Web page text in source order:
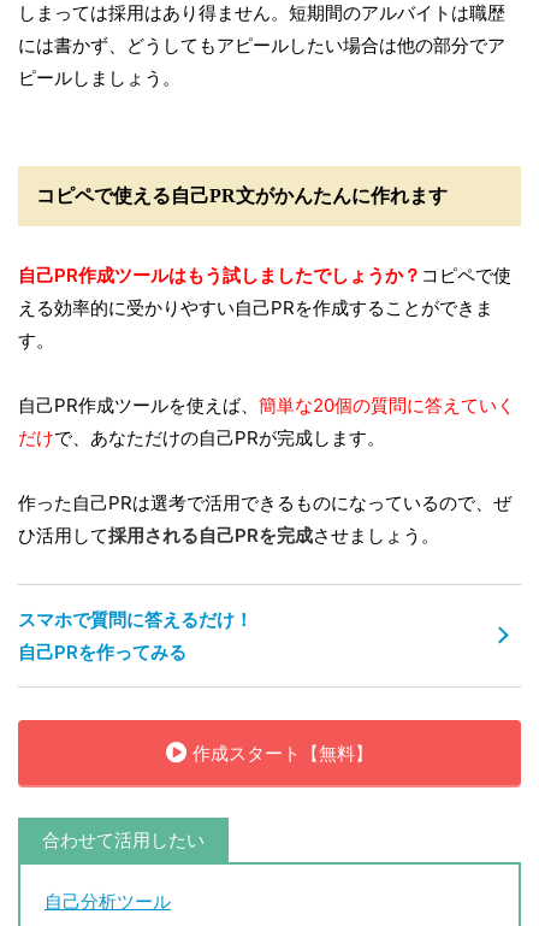
しまっては採用はあり得ません。短期間のアルバイトは職歴
には書かず、どうしてもアピールしたい場合は他の部分でア
ピールしましょう。
コピペで使える自己PR文がかんたんに作れます
自己PR作成ツールはもう試しましたでしょうか？ コピペで使
える効率的に受かりやすい自己PRを作成することができま
す。
自己PR作成ツールを使えば、 簡単な20個の質問に答えていく
だけで、あなただけの自己PRが完成します。
作った自己PRは選考で活用できるものになっているので、ぜ
ひ活用して採用される自己PRを完成させましょう。
スマホで質問に答えるだけ！
自己PRを作ってみる
作成スタート【無料】
合わせて活用したい
自己分析ツール